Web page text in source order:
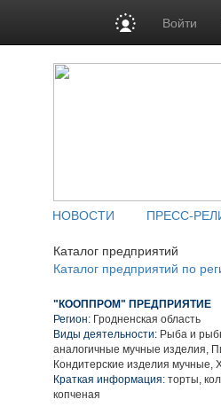
Войти
НОВОСТИ ПРЕСС-
Каталог предприятий
Каталог предприятий по
"КООППРОМ" ПРЕДПРИЯТИЕ
Регион: Гродненская область
Виды деятельности: Рыба и
аналогичные мучные изделия,
Кондитерские изделия мучные,
Краткая информация: торты,
копченая